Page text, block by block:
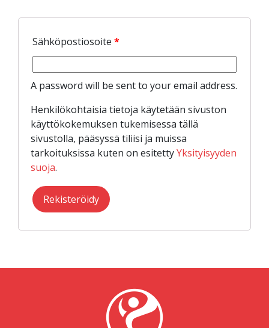
Sähköpostiosoite *
A password will be sent to your email address.
Henkilökohtaisia tietoja käytetään sivuston
käyttökokemuksen tukemisessa tällä
sivustolla, pääsyssä tiliisi ja muissa
tarkoituksissa kuten on esitettyYksityisyyden
suoja.
Rekisteröidy